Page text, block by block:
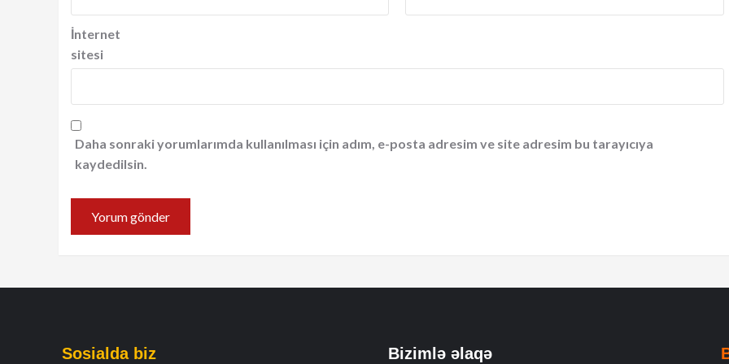
İnternet
sitesi
Daha sonraki yorumlarımda kullanılması için adım, e-posta adresim ve site adresim bu tarayıcıya
kaydedilsin.
Sosialda biz Bizimlə əlaqə